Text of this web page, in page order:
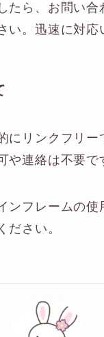
たら、お問い合
い。迅速に対応
にリンクフリー
や連絡は不要で
ンフレームの使
ださい。